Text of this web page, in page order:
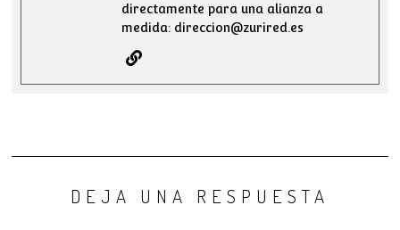
directamente para una alianza a
medida: direccion@zurired.es
DEJA UNA RESPUESTA